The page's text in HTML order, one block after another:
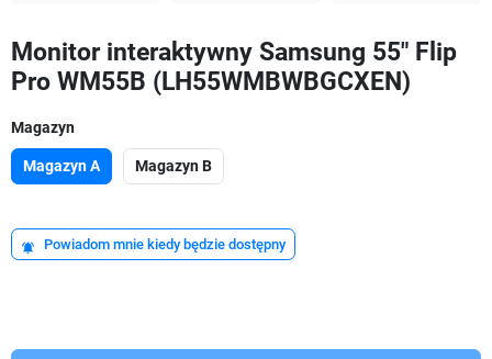
Monitor interaktywny Samsung 55" Flip
Pro WM55B (LH55WMBWBGCXEN)
Magazyn
Magazyn A Magazyn B
notifications_active Powiadom mnie kiedy będzie dostępny